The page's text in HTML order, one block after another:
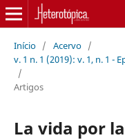
Início / Acervo /
v. 1 n. 1 (2019): v. 1, n. 1 -
/
Artigos
La vida por